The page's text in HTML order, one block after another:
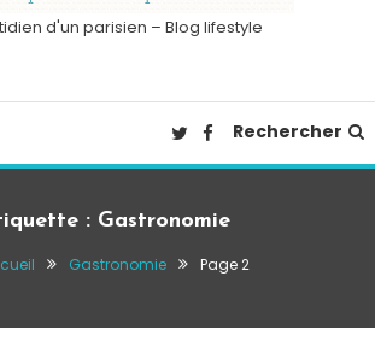
d'un parisien – Blog lifestyle
Rechercher
: Gastronomie
Gastronomie Page 2